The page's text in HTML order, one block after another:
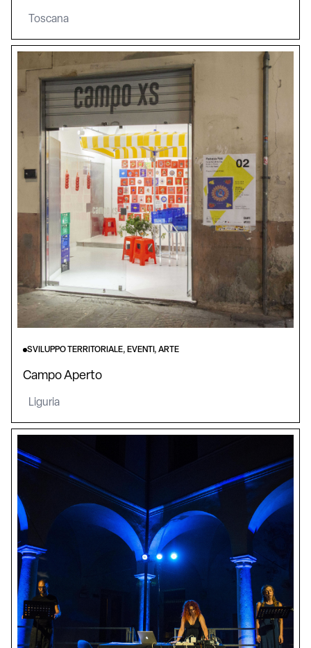
Toscana
SVILUPPO TERRITORIALE, EVENTI, ARTE
Campo Aperto
Liguria